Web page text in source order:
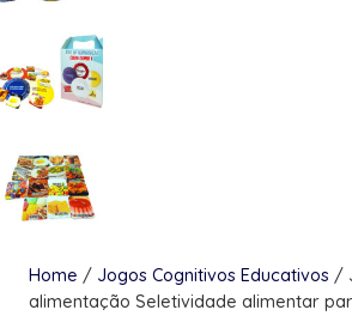
Home / Jogos Cognitivos Educativos /
alimentação Seletividade alimentar